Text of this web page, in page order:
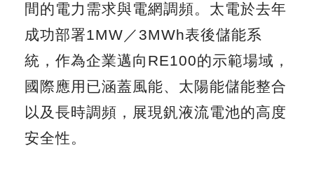
間的電力需求與電網調頻。太電於去年
成功部署1MW／3MWh表後儲能系
統，作為企業邁向RE100的示範場域，
國際應用已涵蓋風能、太陽能儲能整合
以及長時調頻，展現釩液流電池的高度
安全性。